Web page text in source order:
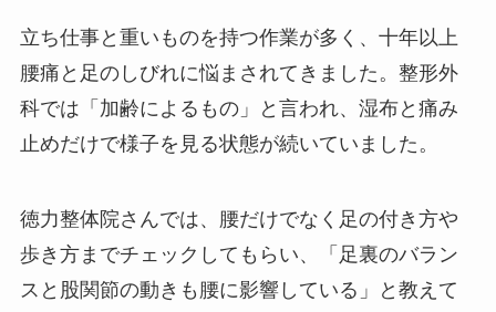
立ち仕事と重いものを持つ作業が多く、十年以上
腰痛と足のしびれに悩まされてきました。整形外
科では「加齢によるもの」と言われ、湿布と痛み
止めだけで様子を見る状態が続いていました。
徳力整体院さんでは、腰だけでなく足の付き方や
歩き方までチェックしてもらい、「足裏のバラン
スと股関節の動きも腰に影響している」と教えて